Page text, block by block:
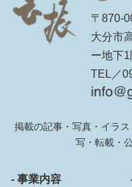
〒870-
大分市
ー地下1
TEL／
掲載の記事・写真・イラ
写・転載・
- 事業内容